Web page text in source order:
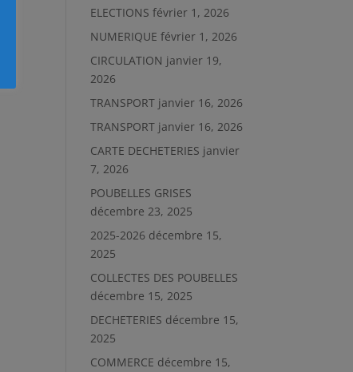
ELECTIONS février 1, 2026
NUMERIQUE février 1, 2026
CIRCULATION janvier 19,
2026
TRANSPORT janvier 16, 2026
TRANSPORT janvier 16, 2026
CARTE DECHETERIES janvier
7, 2026
POUBELLES GRISES
décembre 23, 2025
2025-2026 décembre 15,
2025
COLLECTES DES POUBELLES
décembre 15, 2025
DECHETERIES décembre 15,
2025
COMMERCE décembre 15,